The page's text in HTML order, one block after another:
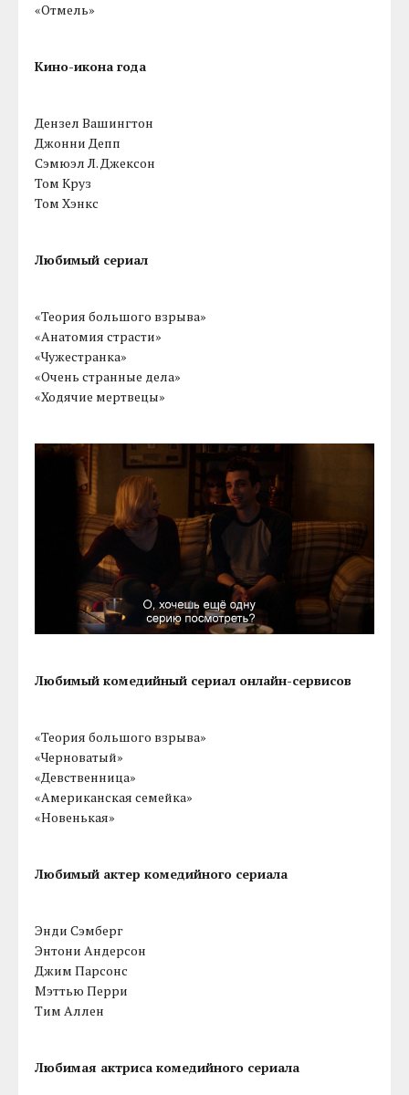
«Отмель»
Кино-икона года
Дензел Вашингтон
Джонни Депп
Сэмюэл Л. Джексон
Том Круз
Том Хэнкс
Любимый сериал
«Теория большого взрыва»
«Анатомия страсти»
«Чужестранка»
«Очень странные дела»
«Ходячие мертвецы»
Любимый комедийный сериал онлайн-сервисов
«Теория большого взрыва»
«Черноватый»
«Девственница»
«Американская семейка»
«Новенькая»
Любимый актер комедийного сериала
Энди Сэмберг
Энтони Андерсон
Джим Парсонс
Мэттью Перри
Тим Аллен
Любимая актриса комедийного сериала